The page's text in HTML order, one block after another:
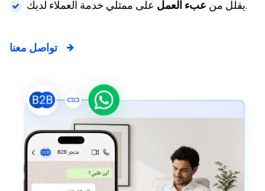
يقلل من عبء العمل على ممثلي خدمة العملاء لديك.
تواصل معنا